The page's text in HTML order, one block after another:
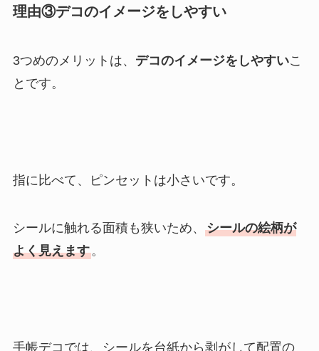
理由③デコのイメージをしやすい
3つめのメリットは、 デコのイメージをしやすいこ
とです。
指に比べて、ピンセットは小さいです。
シールに触れる面積も狭いため、 シールの絵柄が
よく見えます。
手帳デコでは、シールを台紙から剥がして配置の